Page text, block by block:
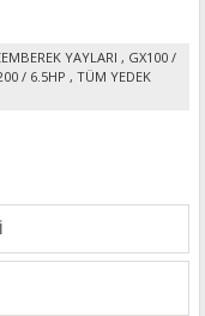
YAYLARI , GX100 /
/ 6.5HP , TÜM YEDEK